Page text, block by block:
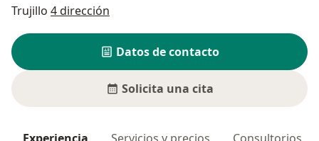
Trujillo 4 dirección
Datos de contacto
Solicita una cita